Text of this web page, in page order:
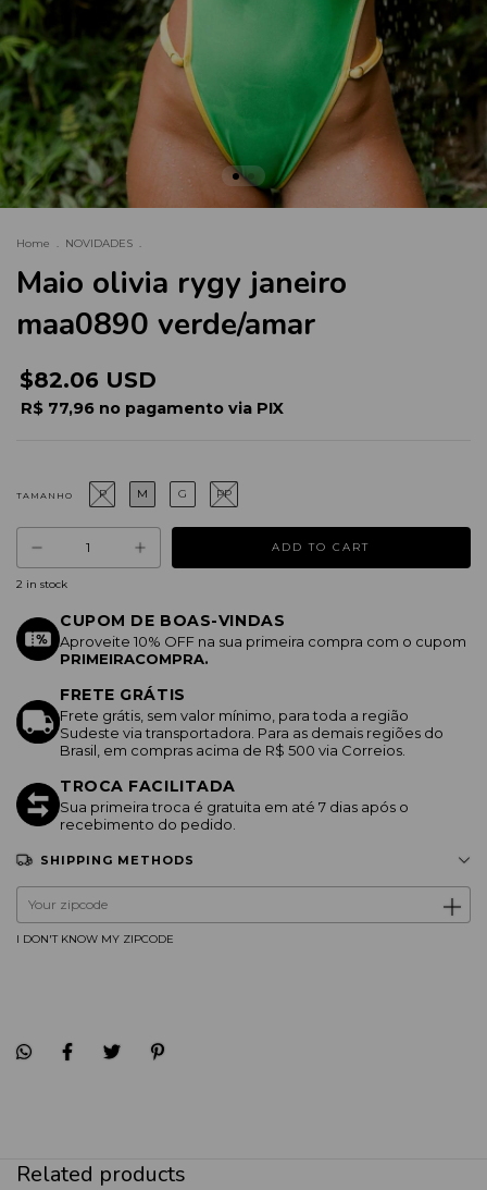
Home . NOVIDADES .
Maio olivia rygy janeiro
maa0890 verde/amar
$82.06 USD
R$ 77,96 no pagamento via PIX
TAMANHO P M G PP
2 in stock
CUPOM DE BOAS-VINDAS
Aproveite 10% OFF na sua primeira compra com o cupom
PRIMEIRACOMPRA.
FRETE GRÁTIS
Frete grátis, sem valor mínimo, para toda a região
Sudeste via transportadora. Para as demais regiões do
Brasil, em compras acima de R$ 500 via Correios.
TROCA FACILITADA
Sua primeira troca é gratuita em até 7 dias após o
recebimento do pedido.
SHIPPING METHODS
Shipping for zipcode:
I DON'T KNOW MY ZIPCODE
Related products